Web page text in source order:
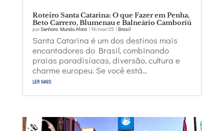
Roteiro Santa Catarina: O que Fazer em Penha,
Beto Carrero, Blumenau e Balneário Camboriú
porSenhora Mundo Afora| 19/mar/25 Brasil
Santa Catarina é um dos destinos mais
encantadores do Brasil, combinando
praias paradisíacas, diversão, cultura e
charme europeu. Se você está...
ler mais